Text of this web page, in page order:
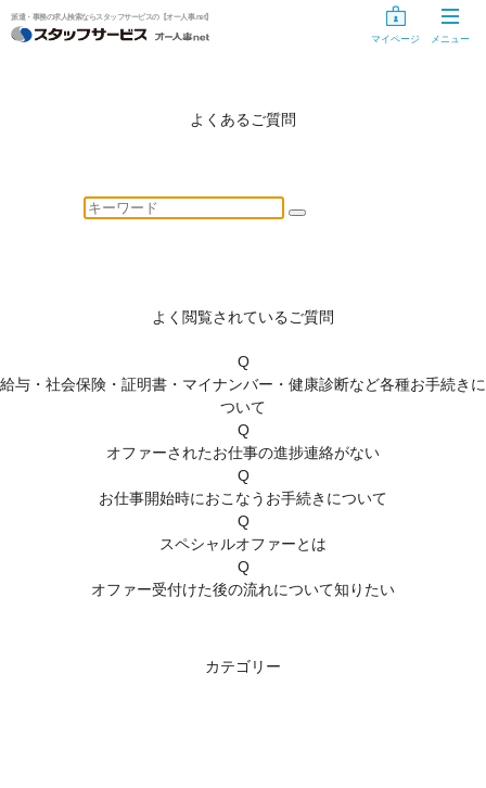
派遣・事務の求人検索ならスタッフサービスの【オー人事.net】
マイページ メニュー
登録手続き用ID・パスワードを忘れた方、変更する方へ
登録がお済みの方
マイページはこちら
ユーザーID・パスワードを忘れた方へ
よくあるご質問
よく閲覧されているご質問
Q
給与・社会保険・証明書・マイナンバー・健康診断など各種お手続きに
ついて
Q
オファーされたお仕事の進捗連絡がない
Q
お仕事開始時におこなうお手続きについて
Q
スペシャルオファーとは
Q
オファー受付けた後の流れについて知りたい
カテゴリー